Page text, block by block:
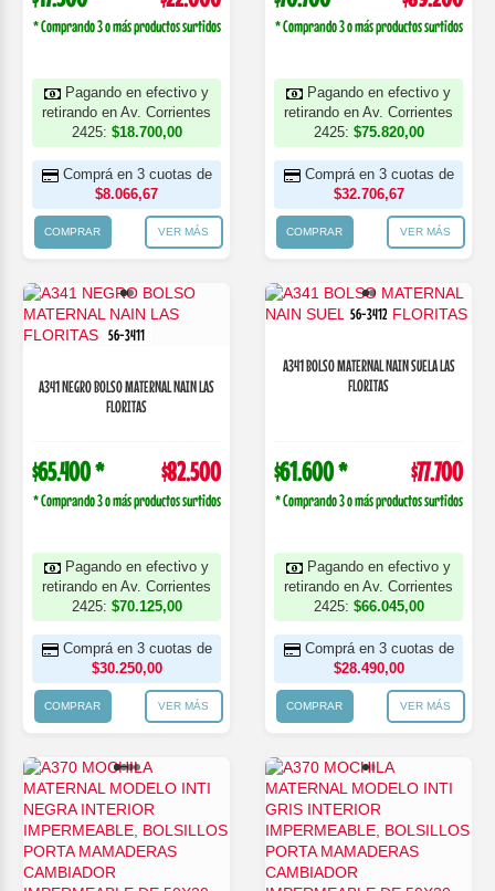
* Comprando 3 o más productos surtidos
Pagando en efectivo y
retirando en Av. Corrientes
2425: $18.700,00
Comprá en 3 cuotas de
$8.066,67
COMPRAR VER MÁS
* Comprando 3 o más productos surtidos
Pagando en efectivo y
retirando en Av. Corrientes
2425: $75.820,00
Comprá en 3 cuotas de
$32.706,67
COMPRAR VER MÁS
56-3411
A341 NEGRO BOLSO MATERNAL NAIN LAS
FLORITAS
$65.400 * $82.500
* Comprando 3 o más productos surtidos
Pagando en efectivo y
retirando en Av. Corrientes
2425: $70.125,00
Comprá en 3 cuotas de
$30.250,00
COMPRAR VER MÁS
56-3412
A341 BOLSO MATERNAL NAIN SUELA LAS
FLORITAS
$61.600 * $77.700
* Comprando 3 o más productos surtidos
Pagando en efectivo y
retirando en Av. Corrientes
2425: $66.045,00
Comprá en 3 cuotas de
$28.490,00
COMPRAR VER MÁS